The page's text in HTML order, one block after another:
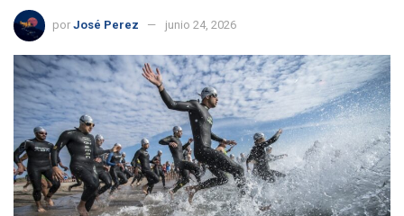
por José Perez junio 24, 2026